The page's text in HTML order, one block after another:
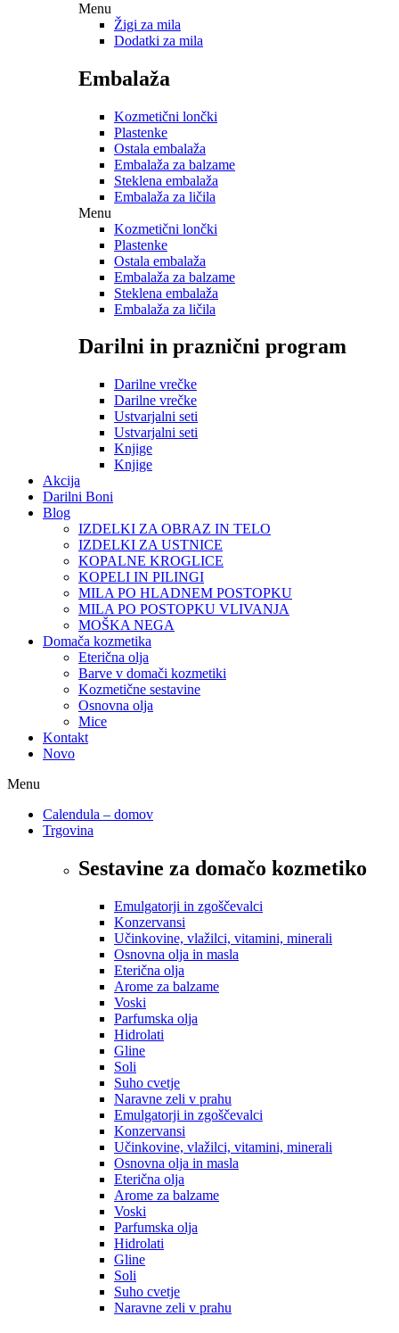
Menu
Žigi za mila
Dodatki za mila
Embalaža
Kozmetični lončki
Plastenke
Ostala embalaža
Embalaža za balzame
Steklena embalaža
Embalaža za ličila
Menu
Kozmetični lončki
Plastenke
Ostala embalaža
Embalaža za balzame
Steklena embalaža
Embalaža za ličila
Darilni in praznični program
Darilne vrečke
Darilne vrečke
Ustvarjalni seti
Ustvarjalni seti
Knjige
Knjige
Akcija
Darilni Boni
Blog
IZDELKI ZA OBRAZ IN TELO
IZDELKI ZA USTNICE
KOPALNE KROGLICE
KOPELI IN PILINGI
MILA PO HLADNEM POSTOPKU
MILA PO POSTOPKU VLIVANJA
MOŠKA NEGA
Domača kozmetika
Eterična olja
Barve v domači kozmetiki
Kozmetične sestavine
Osnovna olja
Mice
Kontakt
Novo
Menu
Calendula – domov
Trgovina
Sestavine za domačo kozmetiko
Emulgatorji in zgoščevalci
Konzervansi
Učinkovine, vlažilci, vitamini, minerali
Osnovna olja in masla
Eterična olja
Arome za balzame
Voski
Parfumska olja
Hidrolati
Gline
Soli
Suho cvetje
Naravne zeli v prahu
Emulgatorji in zgoščevalci
Konzervansi
Učinkovine, vlažilci, vitamini, minerali
Osnovna olja in masla
Eterična olja
Arome za balzame
Voski
Parfumska olja
Hidrolati
Gline
Soli
Suho cvetje
Naravne zeli v prahu